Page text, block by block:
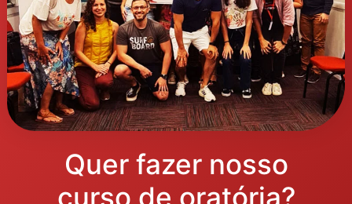
Quer fazer nosso
curso de oratória?